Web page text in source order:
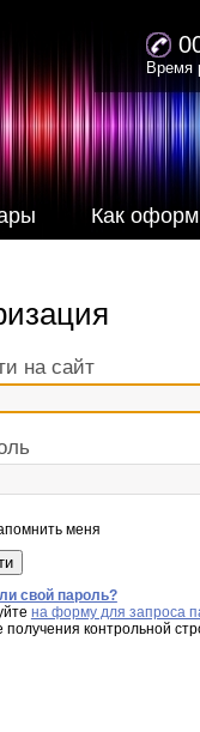
Время
Как
на сайт
меня
свой пароль?
на форму для запроса
получения контрольной